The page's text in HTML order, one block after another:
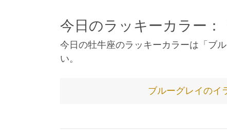
今日のラッキーカラー：
今日の牡牛座のラッキーカラーは「ブ
い。
ブルーグレイのイ